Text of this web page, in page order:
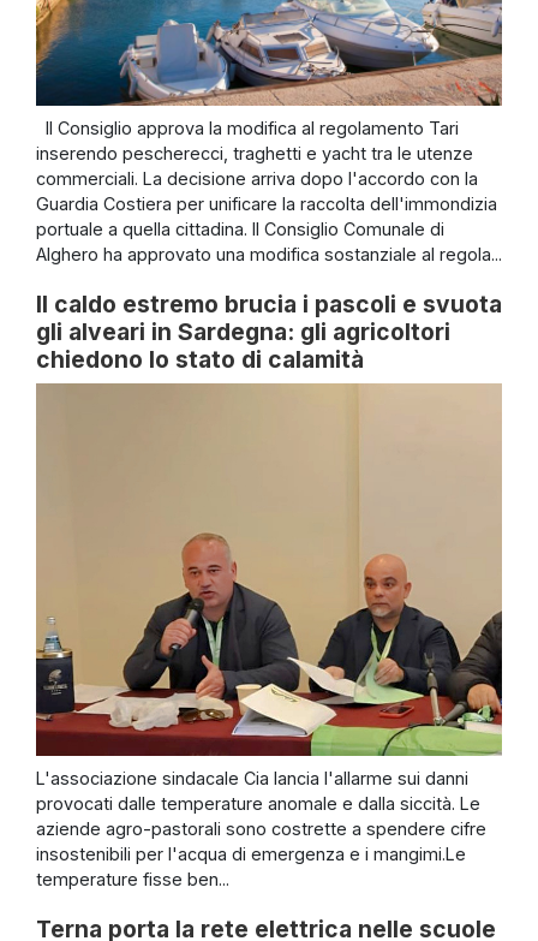
Il Consiglio approva la modifica al regolamento Tari
inserendo pescherecci, traghetti e yacht tra le utenze
commerciali. La decisione arriva dopo l'accordo con la
Guardia Costiera per unificare la raccolta dell'immondizia
portuale a quella cittadina. Il Consiglio Comunale di
Alghero ha approvato una modifica sostanziale al regola...
Il caldo estremo brucia i pascoli e svuota
gli alveari in Sardegna: gli agricoltori
chiedono lo stato di calamità
L'associazione sindacale Cia lancia l'allarme sui danni
provocati dalle temperature anomale e dalla siccità. Le
aziende agro-pastorali sono costrette a spendere cifre
insostenibili per l'acqua di emergenza e i mangimi.Le
temperature fisse ben...
Terna porta la rete elettrica nelle scuole